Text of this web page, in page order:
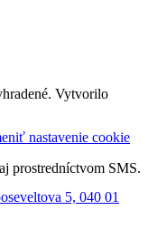
Vytvorilo
nastavenie cookie
prostredníctvom SMS.
5, 040 01